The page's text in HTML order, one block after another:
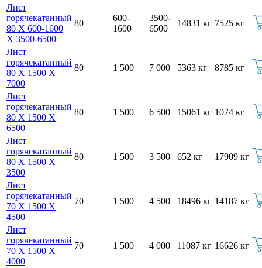
Лист
горячекатанный
80 Х 600-1600
Х 3500-6500
80
600-
1600
3500-
6500
14831 кг 7525 кг
Лист
горячекатанный
80 Х 1500 Х
7000
80 1 500 7 000 5363 кг 8785 кг
Лист
горячекатанный
80 Х 1500 Х
6500
80 1 500 6 500 15061 кг 1074 кг
Лист
горячекатанный
80 Х 1500 Х
3500
80 1 500 3 500 652 кг 17909 кг
Лист
горячекатанный
70 Х 1500 Х
4500
70 1 500 4 500 18496 кг 14187 кг
Лист
горячекатанный
70 Х 1500 Х
4000
70 1 500 4 000 11087 кг 16626 кг